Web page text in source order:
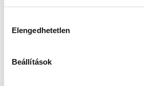
Elengedhetetlen
Beállítások
TOVÁBBI